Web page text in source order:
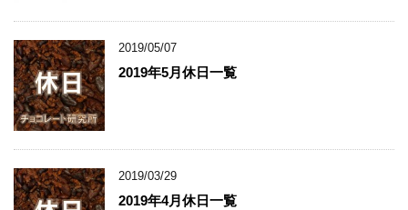
2019/05/07
2019年5月休日一覧
2019/03/29
2019年4月休日一覧